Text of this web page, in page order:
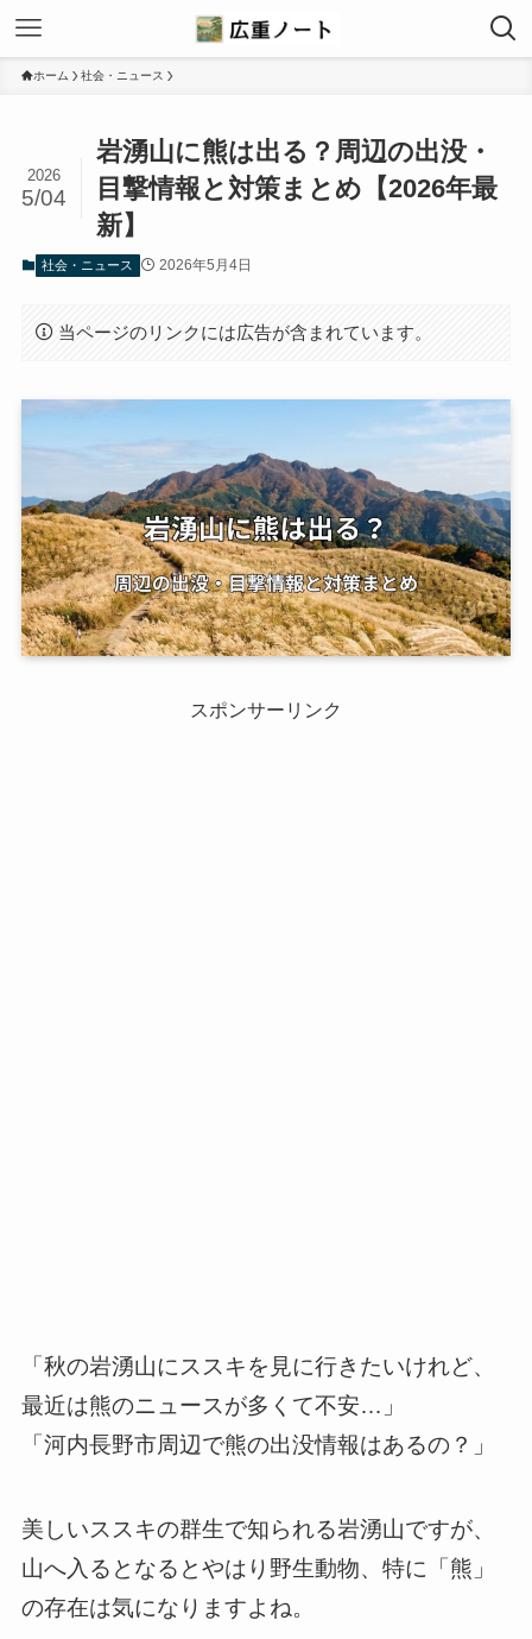
ホーム 社会・ニュース
岩湧山に熊は出る？周辺の出没・
目撃情報と対策まとめ【2026年最
新】
2026
5/04
社会・ニュース 2026年5月4日
当ページのリンクには広告が含まれています。
スポンサーリンク
「秋の岩湧山にススキを見に行きたいけれど、
最近は熊のニュースが多くて不安…」
「河内長野市周辺で熊の出没情報はあるの？」
美しいススキの群生で知られる岩湧山ですが、
山へ入るとなるとやはり野生動物、特に「熊」
の存在は気になりますよね。